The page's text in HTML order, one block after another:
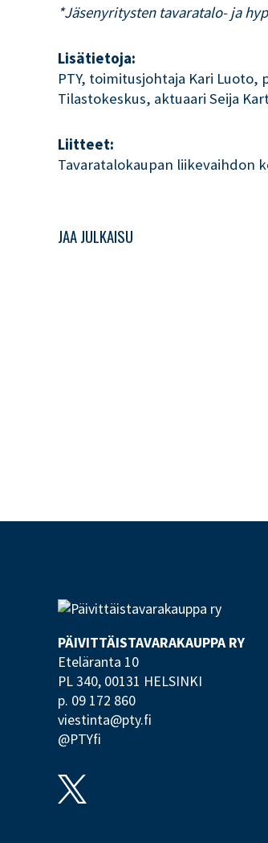
*Jäsenyritysten tavaratalo- ja
Lisätietoja:
PTY, toimitusjohtaja Kari Luoto,
Tilastokeskus, aktuaari Seija
Liitteet:
Tavaratalokaupan liikevaihdon
JAA JULKAISU
PÄIVITTÄISTAVARA­KAUPPA RY
Eteläranta 10
PL 340, 00131 HELSINKI
p. 09 172 860
viestinta@pty.fi
@PTYfi